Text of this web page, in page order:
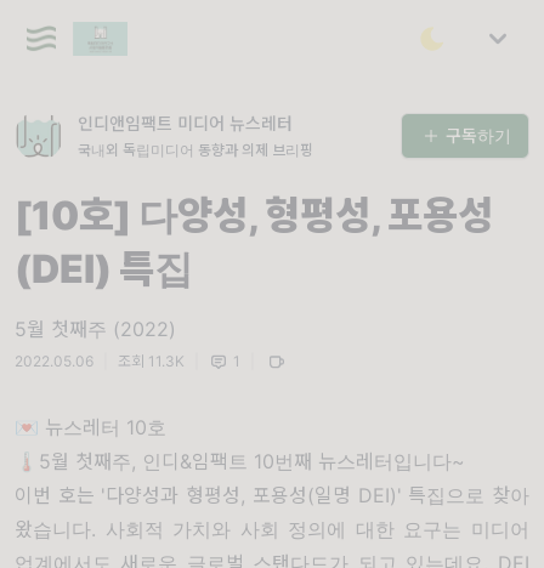
인디앤임팩트 미디어 뉴스레터
국내외 독립미디어 동향과 의제 브리핑
구독하기
[10호] 다양성, 형평성, 포용성
(DEI) 특집
5월 첫째주 (2022)
2022.05.06 조회 11.3K 1
💌 뉴스레터 10호
🌡5월 첫째주, 인디&임팩트 10번째 뉴스레터입니다~
이번 호는 '다양성과 형평성, 포용성(일명 DEI)' 특집으로 찾아
왔습니다. 사회적 가치와 사회 정의에 대한 요구는 미디어
업계에서도 새로운 글로벌 스탠다드가 되고 있는데요. DEI